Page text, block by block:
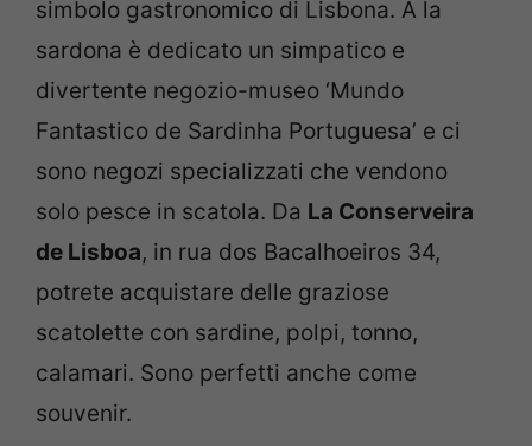
simbolo gastronomico di Lisbona. A la
sardona è dedicato un simpatico e
divertente negozio-museo ‘Mundo
Fantastico de Sardinha Portuguesa’ e ci
sono negozi specializzati che vendono
solo pesce in scatola. Da La Conserveira
de Lisboa, in rua dos Bacalhoeiros 34,
potrete acquistare delle graziose
scatolette con sardine, polpi, tonno,
calamari. Sono perfetti anche come
souvenir.